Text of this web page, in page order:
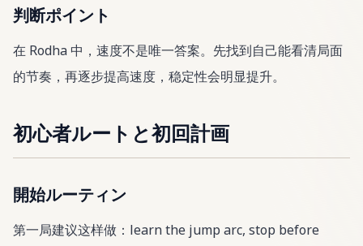
判断ポイント
在 Rodha 中，速度不是唯一答案。先找到自己能看清局面
的节奏，再逐步提高速度，稳定性会明显提升。
初心者ルートと初回計画
開始ルーティン
第一局建议这样做：learn the jump arc, stop before